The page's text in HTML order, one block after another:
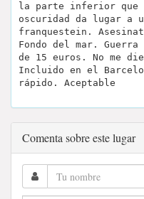
la parte inferior que
oscuridad da lugar a
franquestein.
Fondo del mar.
de 15 euros. No me
Incluido en el
rápido. Aceptable
Comenta sobre este lugar